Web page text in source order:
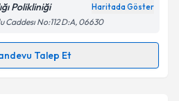
Talebini Gönder
Polikliniği Haritada Göster
No:112 D:A, 06630
Talep Et
Talebi